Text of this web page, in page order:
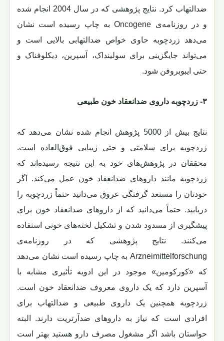
ضدالتهاب کرد. نتایج پژوهشی که در سال 2004 انجام شده
و در روزنامه‌ی Oncogene به چاپ رسیده است نشان
می‌دهد زردچوبه حاوی خواص ضدالتهابی بالایی است و
می‌تواند جایگزینی برای سولینداک، آسپرین، دیکلوفناک و
حتی ایبوبروفن شود.
٣- زردچوبه داروی ضدانعقاد خون طبیعی
نتایج بیش از 5000 پژوهش انجام شده نشان می‌دهد که
زردچوبه برای سلامتی و حتی زیبایی فوق‌العاده است.
محققان در پژوهش‌های خود به این نتیجه رسیده‌اند که
زردچوبه مانند داروهای ضدانعقاد خون عمل می‌کند. اگر
خودتان را مستعد گرفتگی عروق می‌دانید حتماً زردچوبه را
دریابید. حتماً می‌دانید که از داروهای ضدانعقاد خون برای
پیشگیری از مسدود شدن و تشکیل لخته‌های خونی استفاده
می‌کنند. نتایج پژوهشی که در روزنامه‌ی
Arzneimittelforschung به چاپ رسیده است نشان می‌دهد
که «کورکومین» موجود در این ادویه تأثیری مشابه با
آسپرین دارد که یک داروی معروف ضدانعقاد خون است.
زردچوبه همچنین یک داروی طبیعی و ضدالتهاب برای
افرادی است که نیاز به داروهای ضدآرتریت دارند. البته
حواستان باشد اگر مشغول مصرف دارو هستید بهتر است